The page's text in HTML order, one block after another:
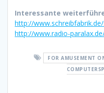
Interessante
http://
http://www.radio-
FOR AMUSEMENT